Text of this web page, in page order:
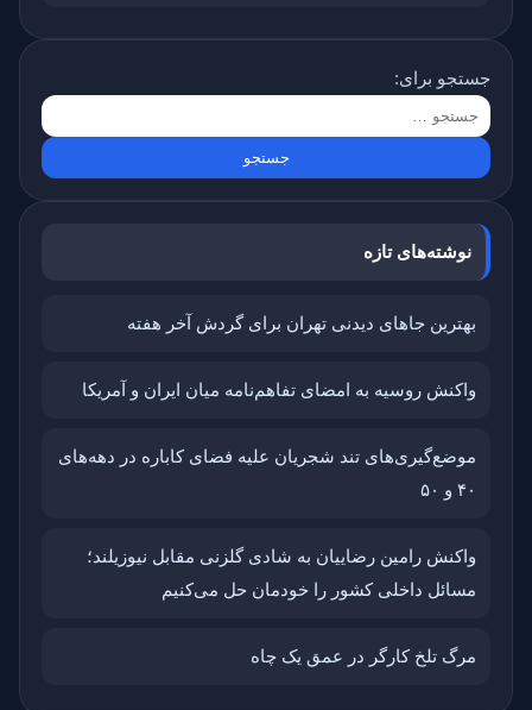
جستجو برای:
نوشته‌های تازه
بهترین جاهای دیدنی تهران برای گردش آخر هفته
واکنش روسیه به امضای تفاهم‌نامه میان ایران و آمریکا
موضع‌گیری‌های تند شجریان علیه فضای کاباره در دهه‌های
۴۰ و ۵۰
واکنش رامین رضاییان به شادی گلزنی مقابل نیوزیلند؛
مسائل داخلی کشور را خودمان حل می‌کنیم
مرگ تلخ کارگر در عمق یک چاه